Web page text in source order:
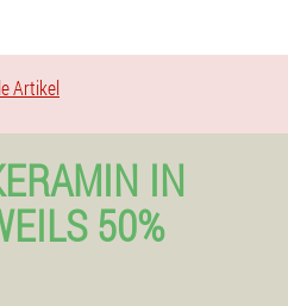
Artikel
IN
50%